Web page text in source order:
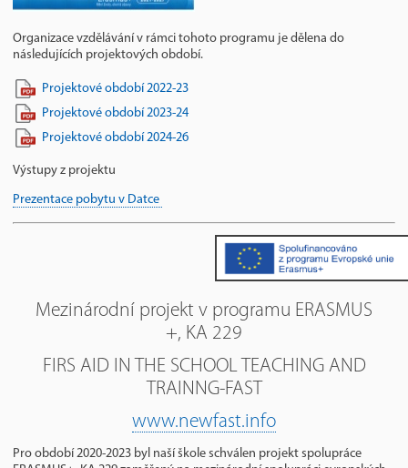
Organizace vzdělávání v rámci tohoto programu je dělena do
následujících projektových období.
Projektové období 2022-23
Projektové období 2023-24
Projektové období 2024-26
Výstupy z projektu
Prezentace pobytu v Datce
Mezinárodní projekt v programu ERASMUS
+, KA 229
FIRS AID IN THE SCHOOL TEACHING AND
TRAINNG-FAST
www.newfast.info
Pro období 2020-2023 byl naší škole schválen projekt spolupráce